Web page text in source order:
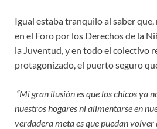
Igual estaba tranquilo al saber
en el Foro por los Derechos de la
la Juventud, y en todo el colectivo
protagonizado, el puerto seguro
“Mi gran ilusión es que los chicos ya
nuestros hogares ni alimentarse en
verdadera meta es que puedan